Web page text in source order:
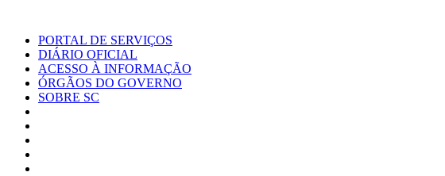
PORTAL DE SERVIÇOS
DIÁRIO OFICIAL
ACESSO À INFORMAÇÃO
ÓRGÃOS DO GOVERNO
SOBRE SC